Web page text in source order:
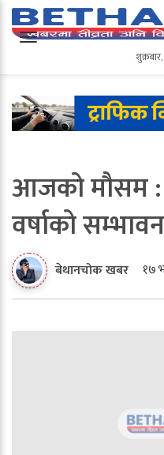
शुक्रबार,
शुक्रबार,
आजको मौसम :
वर्षाको
बेथानचोक खबर १७